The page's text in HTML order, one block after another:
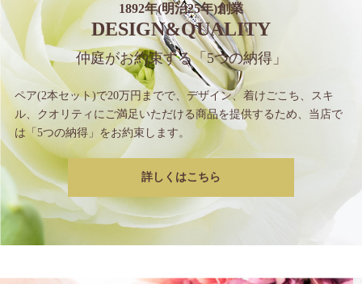
1892年(明治25年)創業
DESIGN&QUALITY
仲庭がお約束する「5つの納得」
ペア(2本セット)で20万円までで、 デザイン、着けごこち、スキ
ル、クオリティにご満足いただける商品を提供するため、 当店で
は「5つの納得」をお約束します。
詳しくはこちら